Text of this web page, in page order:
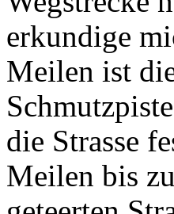
erkundige
Meilen ist
die Strasse
Meilen bis